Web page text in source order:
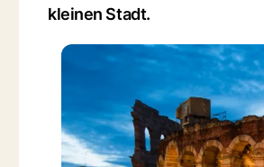
kleinen Stadt.